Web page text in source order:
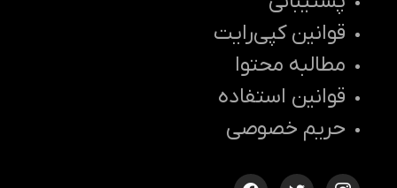
قوانین کپی‌رایت
مطالبه محتوا
قوانین استفاده
حریم خصوصی